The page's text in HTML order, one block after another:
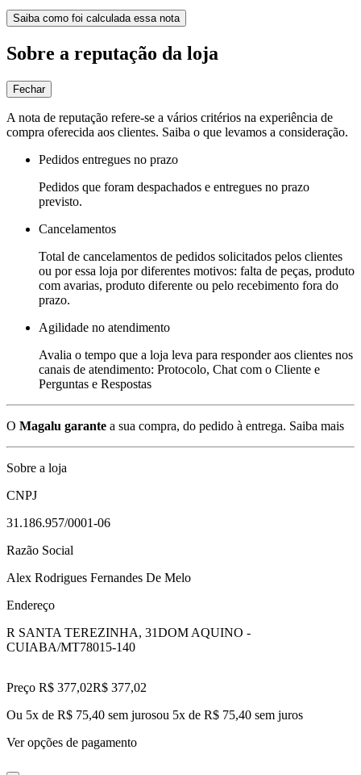
Saiba como foi calculada essa nota
Sobre a reputação da loja
Fechar
A nota de reputação refere-se a vários critérios na experiência de
compra oferecida aos clientes. Saiba o que levamos a consideração.
Pedidos entregues no prazo
Pedidos que foram despachados e entregues no prazo
previsto.
Cancelamentos
Total de cancelamentos de pedidos solicitados pelos clientes
ou por essa loja por diferentes motivos: falta de peças, produto
com avarias, produto diferente ou pelo recebimento fora do
prazo.
Agilidade no atendimento
Avalia o tempo que a loja leva para responder aos clientes nos
canais de atendimento: Protocolo, Chat com o Cliente e
Perguntas e Respostas
O Magalu garante a sua compra, do pedido à entrega. Saiba mais
Sobre a loja
CNPJ
31.186.957/0001-06
Razão Social
Alex Rodrigues Fernandes De Melo
Endereço
R SANTA TEREZINHA, 31DOM AQUINO -
CUIABA/MT78015-140
Preço R$ 377,02R$ 377,02
Ou 5x de R$ 75,40 sem jurosou 5x de R$ 75,40 sem juros
Ver opções de pagamento